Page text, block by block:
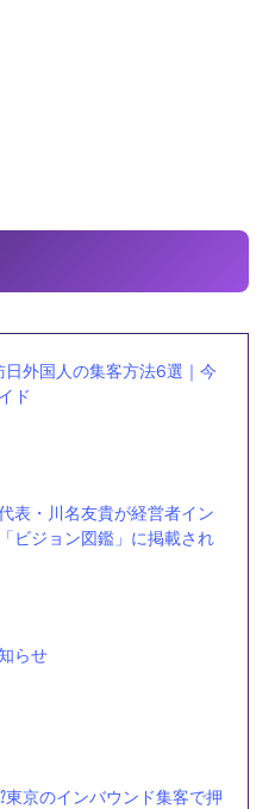
日外国人の集客方法6選｜今
ド
表・川名友貴が経営者イン
ビジョン図鑑」に掲載され
らせ
京のインバウンド集客で押